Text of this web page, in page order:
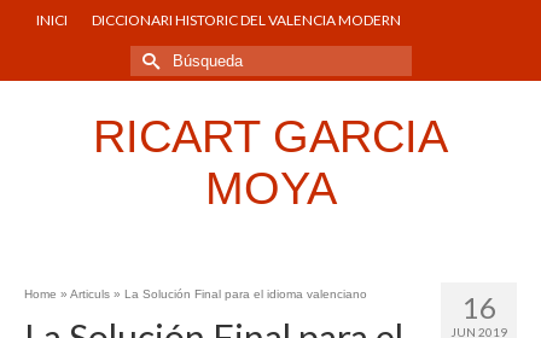
INICI DICCIONARI HISTORIC DEL VALENCIA MODERN
Buscar
por:
RICART GARCIA
MOYA
16
JUN 2019
Home » Articuls » La Solución Final para el idioma valenciano